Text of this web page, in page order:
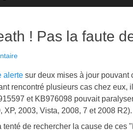
! Pas la faute
alerte sur deux mises à jour pouvant
rencontré plusieurs cas chez eux,
et KB976098 pouvait
2003, Vista, 2008, 7 et 2008 R2).
de rechercher la cause de ces